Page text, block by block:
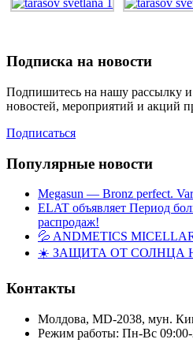
Подписка на новости
Подпишитесь на нашу рассылку и
новостей, мероприятий и акций
Подписаться
Популярные новости
Megasun — Bronz perfect.
ELAT объявляет Период
распродаж!
💦 ANDMETICS
☀️ ЗАЩИТА ОТ СОЛНЦА
Контакты
Молдова, MD-2038, мун.
Режим работы: Пн-Вс 09:00-